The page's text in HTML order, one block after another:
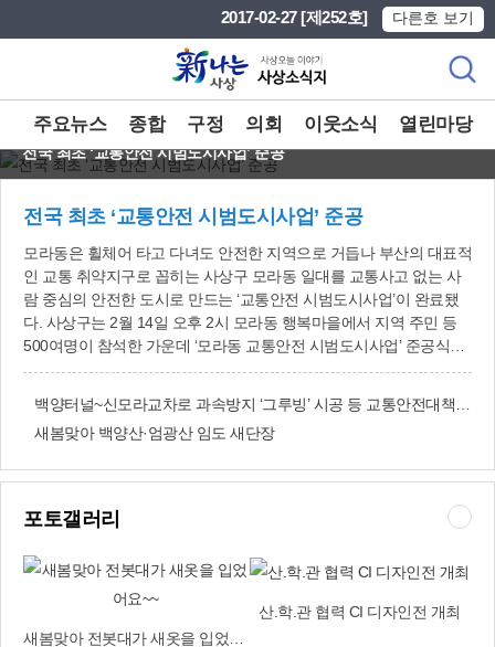
2017-02-27 [제252호] 다른호 보기
주요뉴스 종합 구정 의회 이웃소식 열린마당
전국 최초 ‘교통안전 시범도시사업’ 준공
전국 최초 ‘교통안전 시범도시사업’ 준공
모라동은 휠체어 타고 다녀도 안전한 지역으로 거듭나 부산의 대표적
인 교통 취약지구로 꼽히는 사상구 모라동 일대를 교통사고 없는 사
람 중심의 안전한 도시로 만드는 ‘교통안전 시범도시사업’이 완료됐
다. 사상구는 2월 14일 오후 2시 모라동 행복마을에서 지역 주민 등
500여명이 참석한 가운데 ‘모라동 교통안전 시범도시사업’ 준공식을
개최했다. 이 사업은 2011년 11월 전국 최초로 국토교통부가 추진한
로, 2014년 12월부터 올 1월까지 사업비 52억원(국비 26억원, 시비
15억6천만원, 구비 10억4천만원)을 투입했다. 특히 어르신과 장애인
라역과 낙동대로까지 2.5㎞ 구간에는 육교 엘리베이터를 비롯해 터
보형 회전교차로, 중앙분리대 등을 설치했다. 또 모라역~신모라 교차
로 350m 구간과 신모라 교차로~모라3동 주민센터 600m 구간에는
‘휠체어 전용도로’를 설치했으며, 모라주공3·4단지 일원에는 ‘경사로
데크’를 설치해 어르신과 장애인 등 교통 약자가 전동 휠체어를 타고
도 안전하게 다닐 수 있게 됐다. 아울러 교통사고가 자주 일어나는 백
양터널에서 신모라 교차로까지 1㎞ 구간에는 과속으로 인한 사고를
백양터널~신모라교차로 과속방지 ‘그루빙’ 시공 등 교통안전대책 시행
새봄맞아 백양산·엄광산 임도 새단장
포토갤러리
새봄맞아 전봇대가 새옷을 입었어요~~
산.학.관 협력 CI 디자인전 개최